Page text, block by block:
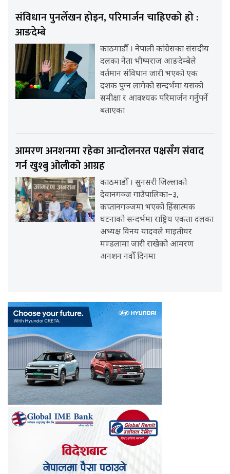
संविधान पुनर्लेखन होइन, परिमार्जन चाहिएको हो :
आङदेम्बे
काठमाडौँ । नेपाली कांग्रेसका संसदीय
दलका नेता भीष्मराज आङदेम्बेले
वर्तमान संविधान जारी भएको एक
दशक पुग्न लागेको सन्दर्भमा यसको
समीक्षा र आवश्यक परिमार्जन गर्नुपर्ने
बताएका
आमरण अनशनमा रहेका आन्दोलनरत पक्षसँग संवाद
गर्न खुश्बु ओलीको आग्रह
काठमाडौँ । सुनसरी जिल्लाको
देवानगञ्ज गाउँपालिका–३,
कप्तानगञ्जमा भएको हिंसात्मक
घटनाको सन्दर्भमा राष्ट्रिय एकता दलका
अध्यक्ष विनय यादवले माइतीघर
मण्डलामा जारी राखेको आमरण
अनशन नवौँ दिनमा